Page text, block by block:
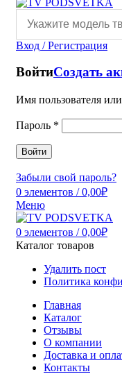
Вход / Регистрация
ВойтиСоздать
Имя пользователя
Пароль *
Войти
Забыли свой пароль?
0 элементов / 0,00₽
Меню
0 элементов / 0,00₽
Каталог товаров
Удалить пост
Политика
Главная
Каталог
Отзывы
О компании
Доставка и
Контакты